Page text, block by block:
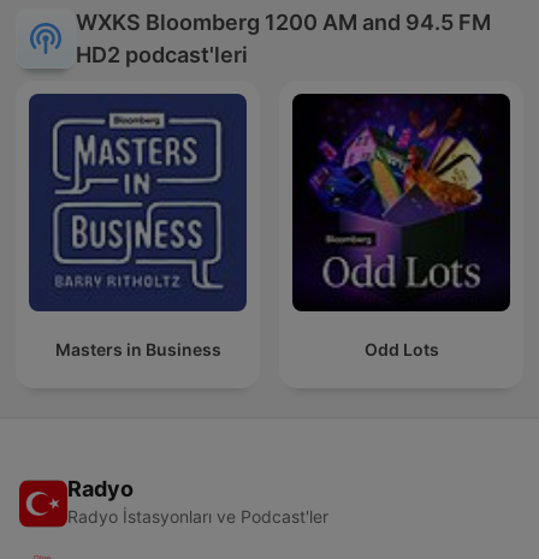
WXKS Bloomberg 1200 AM and 94.5 FM
HD2 podcast'leri
Masters in Business Odd Lots
Radyo
Radyo İstasyonları ve Podcast'ler